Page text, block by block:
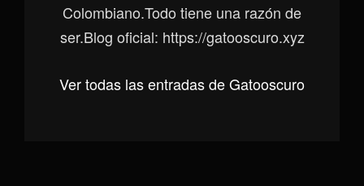
Colombiano.Todo tiene una razón de
ser.Blog oficial: https://gatooscuro.xyz
Ver todas las entradas de Gatooscuro